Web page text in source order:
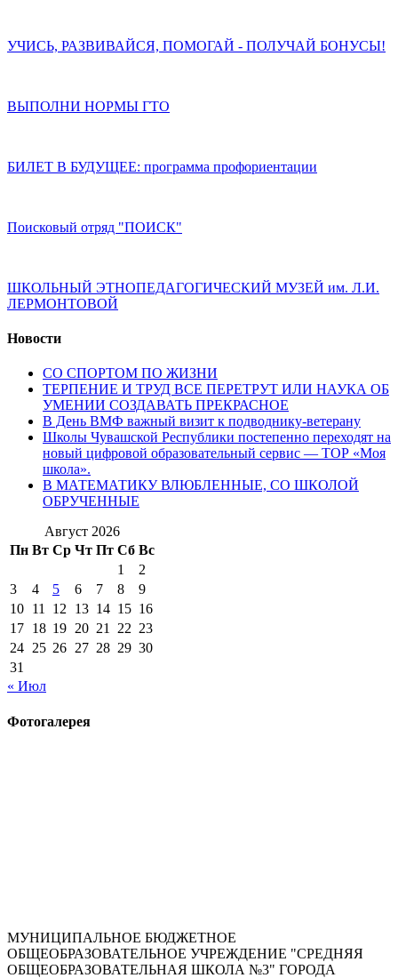
УЧИСЬ, РАЗВИВАЙСЯ, ПОМОГАЙ - ПОЛУЧАЙ БОНУСЫ!
ВЫПОЛНИ НОРМЫ ГТО
БИЛЕТ В БУДУЩЕЕ: программа профориентации
Поисковый отряд "ПОИСК"
ШКОЛЬНЫЙ ЭТНОПЕДАГОГИЧЕСКИЙ МУЗЕЙ им. Л.И.
ЛЕРМОНТОВОЙ
Новости
СО СПОРТОМ ПО ЖИЗНИ
ТЕРПЕНИЕ И ТРУД ВСЕ ПЕРЕТРУТ ИЛИ НАУКА ОБ
УМЕНИИ СОЗДАВАТЬ ПРЕКРАСНОЕ
В День ВМФ важный визит к подводнику-ветерану
Школы Чувашской Республики постепенно переходят на
новый цифровой образовательный сервис — ТОР «Моя
школа».
В МАТЕМАТИКУ ВЛЮБЛЕННЫЕ, СО ШКОЛОЙ
ОБРУЧЕННЫЕ
Август 2026
Пн Вт Ср Чт Пт Сб Вс
1
2
3
4 5 6 7 8
9
10 11 12 13 14 15 16
17 18 19 20 21 22 23
24 25 26 27 28 29 30
31
« Июл
Фотогалерея
МУНИЦИПАЛЬНОЕ БЮДЖЕТНОЕ
ОБЩЕОБРАЗОВАТЕЛЬНОЕ УЧРЕЖДЕНИЕ "СРЕДНЯЯ
ОБЩЕОБРАЗОВАТЕЛЬНАЯ ШКОЛА №3" ГОРОДА